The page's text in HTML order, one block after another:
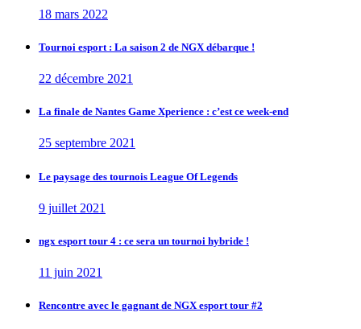
18 mars 2022
Tournoi esport : La saison 2 de NGX débarque !
22 décembre 2021
La finale de Nantes Game Xperience : c’est ce week-end
25 septembre 2021
Le paysage des tournois League Of Legends
9 juillet 2021
ngx esport tour 4 : ce sera un tournoi hybride !
11 juin 2021
Rencontre avec le gagnant de NGX esport tour #2